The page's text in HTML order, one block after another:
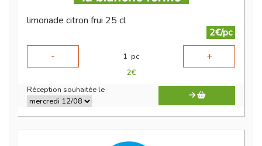
limonade citron frui 25 cl
2€/pc
-
1 pc +
2€
Réception souhaitée le